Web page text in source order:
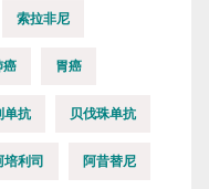
索拉非尼
癌 胃癌
单抗 贝伐珠单抗
培利司 阿昔替尼